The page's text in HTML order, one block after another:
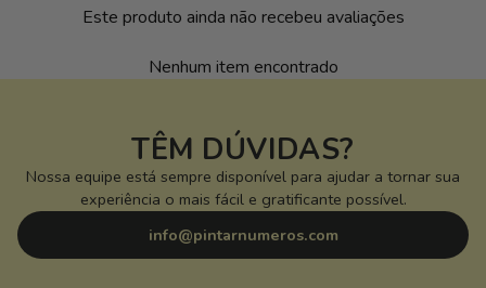
Este produto ainda não recebeu avaliações
Nenhum item encontrado
TÊM DÚVIDAS?
Nossa equipe está sempre disponível para ajudar a tornar sua
experiência o mais fácil e gratificante possível.
info@pintarnumeros.com